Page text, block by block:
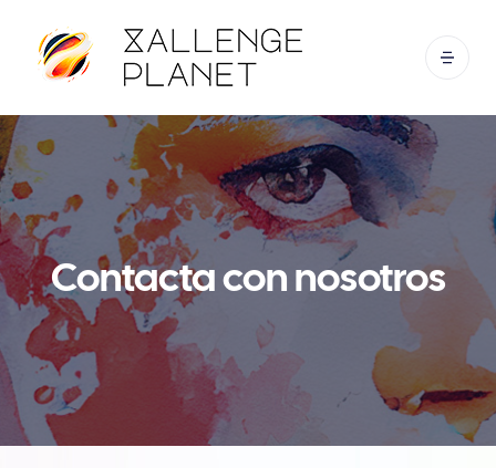
Contacta con nosotros